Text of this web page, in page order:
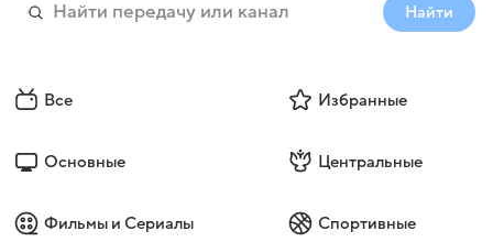
Найти
Все Избранные
Основные Центральные
Фильмы и Сериалы Спортивные